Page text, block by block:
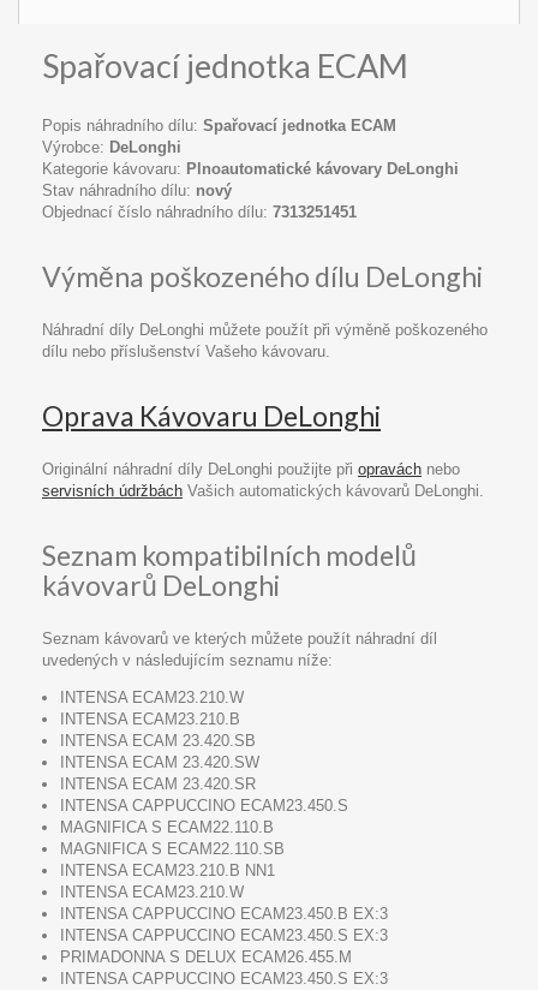
Spařovací jednotka ECAM
Popis náhradního dílu: Spařovací jednotka ECAM
Výrobce: DeLonghi
Kategorie kávovaru: Plnoautomatické kávovary DeLonghi
Stav náhradního dílu: nový
Objednací číslo náhradního dílu: 7313251451
Výměna poškozeného dílu DeLonghi
Náhradní díly DeLonghi můžete použít při výměně poškozeného
dílu nebo příslušenství Vašeho kávovaru.
Oprava Kávovaru DeLonghi
Originální náhradní díly DeLonghi použijte při opravách nebo
servisních údržbách Vašich automatických kávovarů DeLonghi.
Seznam kompatibilních modelů
kávovarů DeLonghi
Seznam kávovarů ve kterých můžete použít náhradní díl
uvedených v následujícím seznamu níže:
INTENSA ECAM23.210.W
INTENSA ECAM23.210.B
INTENSA ECAM 23.420.SB
INTENSA ECAM 23.420.SW
INTENSA ECAM 23.420.SR
INTENSA CAPPUCCINO ECAM23.450.S
MAGNIFICA S ECAM22.110.B
MAGNIFICA S ECAM22.110.SB
INTENSA ECAM23.210.B NN1
INTENSA ECAM23.210.W
INTENSA CAPPUCCINO ECAM23.450.B EX:3
INTENSA CAPPUCCINO ECAM23.450.S EX:3
PRIMADONNA S DELUX ECAM26.455.M
INTENSA CAPPUCCINO ECAM23.450.S EX:3